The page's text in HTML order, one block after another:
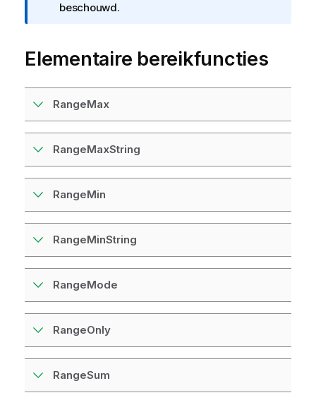
r
t
i
e
beschouwd.
Elementaire bereikfuncties
RangeMax
RangeMaxString
RangeMin
RangeMinString
RangeMode
RangeOnly
RangeSum